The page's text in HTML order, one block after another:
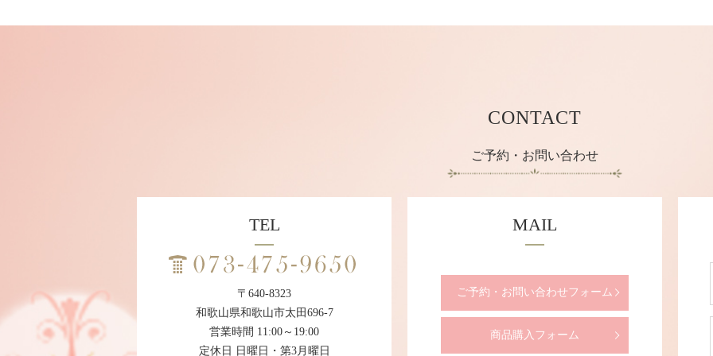
CONTACT
ご予約・お問い合わせ
TEL
〒640-8323
和歌山県和歌山市太田696-7
営業時間 11:00～19:00
定休日 日曜日・第3月曜日
MAIL
ご予約・お問い合わせフォーム
商品購入フォーム